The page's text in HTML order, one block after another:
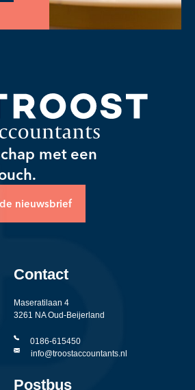
met een
nieuwsbrief
Contact
Maseratilaan 4
3261 NA Oud-Beijerland
0186-615450
info@troostaccountants.nl
Postbus